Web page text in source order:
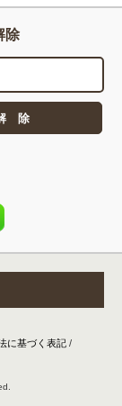
除
に基づく表記/